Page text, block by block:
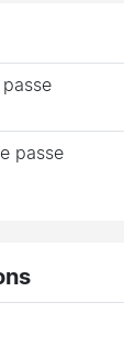
passe